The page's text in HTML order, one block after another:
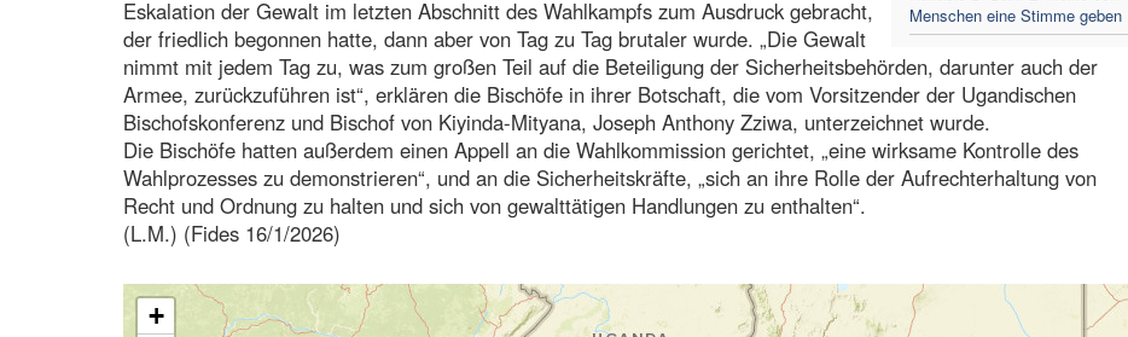
Menschen eine Stimme geben
Eskalation der Gewalt im letzten Abschnitt des Wahlkampfs zum Ausdruck gebracht,
der friedlich begonnen hatte, dann aber von Tag zu Tag brutaler wurde. „Die Gewalt
nimmt mit jedem Tag zu, was zum großen Teil auf die Beteiligung der Sicherheitsbehörden, darunter auch der
Armee, zurückzuführen ist“, erklären die Bischöfe in ihrer Botschaft, die vom Vorsitzender der Ugandischen
Bischofskonferenz und Bischof von Kiyinda-Mityana, Joseph Anthony Zziwa, unterzeichnet wurde.
Die Bischöfe hatten außerdem einen Appell an die Wahlkommission gerichtet, „eine wirksame Kontrolle des
Wahlprozesses zu demonstrieren“, und an die Sicherheitskräfte, „sich an ihre Rolle der Aufrechterhaltung von
Recht und Ordnung zu halten und sich von gewalttätigen Handlungen zu enthalten“.
(L.M.) (Fides 16/1/2026)
+